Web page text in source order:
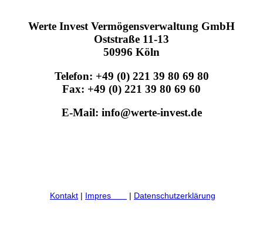
Werte Invest Vermögensverwaltung GmbH
Oststraße 11-13
50996 Köln
Telefon: +49 (0) 221 39 80 69 80
Fax: +49 (0) 221 39 80 69 60
E-Mail: info@werte-invest.de
Kontakt | Impres | Datenschutzerklärung